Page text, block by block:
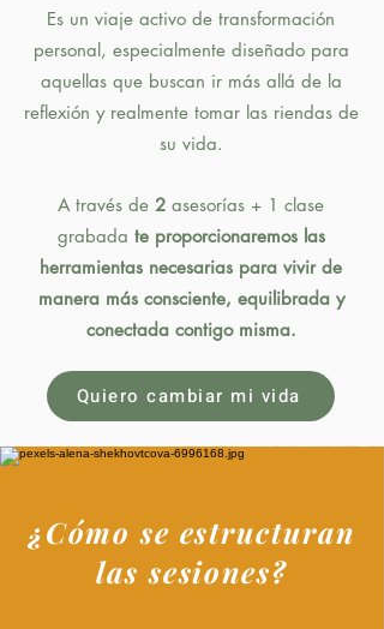
Es un viaje activo de transformación
personal, especialmente diseñado para
aquellas que buscan ir más allá de la
reflexión y realmente tomar las riendas de
su vida.
A través de 2 asesorías + 1 clase
grabada te proporcionaremos las
herramientas necesarias para vivir de
manera más consciente, equilibrada y
conectada contigo misma.
Quiero cambiar mi vida
¿Cómo se estructuran
las sesiones?